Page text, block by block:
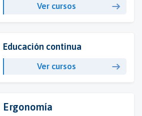
Ver cursos
Educación continua
Ver cursos
Ergonomía